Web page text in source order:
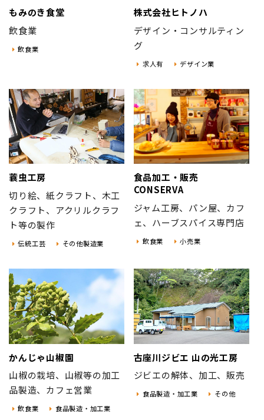
もみのき食堂
飲食業
飲食業
株式会社ヒトノハ
デザイン・コンサルティン
グ
求人有 デザイン業
蓑虫工房
切り絵、紙クラフト、木工
クラフト、アクリルクラフ
ト等の製作
伝統工芸 その他製造業
食品加工・販売
CONSERVA
ジャム工房、パン屋、カフ
ェ、ハーブスパイス専門店
飲食業 小売業
かんじゃ山椒園
山椒の栽培、山椒等の加工
品製造、カフェ営業
飲食業
食品製造・加工業
古座川ジビエ 山の光工房
ジビエの解体、加工、販売
食品製造・加工業 その他